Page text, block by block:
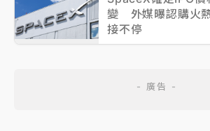
變 外媒曝認購火
接不停